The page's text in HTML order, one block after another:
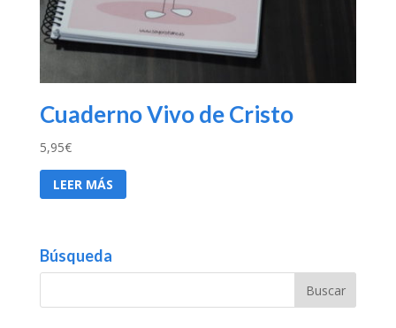
Cuaderno Vivo de Cristo
5,95€
LEER MÁS
Búsqueda